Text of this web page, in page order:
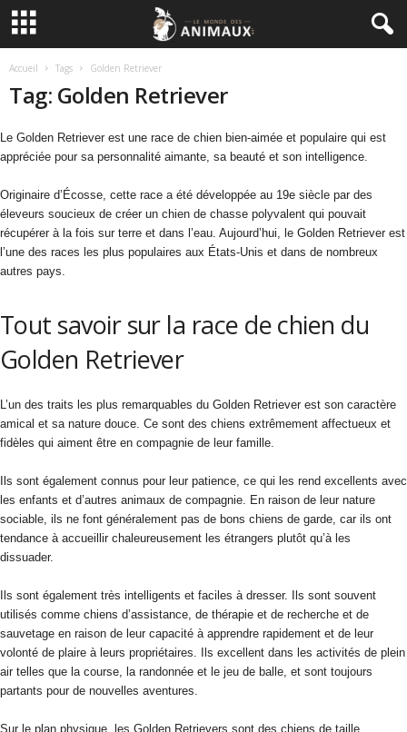
Accueil Tags Golden Retriever
Tag: Golden Retriever
Le Golden Retriever est une race de chien bien-aimée et populaire qui est
appréciée pour sa personnalité aimante, sa beauté et son intelligence.
Originaire d’Écosse, cette race a été développée au 19e siècle par des
éleveurs soucieux de créer un chien de chasse polyvalent qui pouvait
récupérer à la fois sur terre et dans l’eau. Aujourd’hui, le Golden Retriever est
l’une des races les plus populaires aux États-Unis et dans de nombreux
autres pays.
Tout savoir sur la race de chien du
Golden Retriever
L’un des traits les plus remarquables du Golden Retriever est son caractère
amical et sa nature douce. Ce sont des chiens extrêmement affectueux et
fidèles qui aiment être en compagnie de leur famille.
Ils sont également connus pour leur patience, ce qui les rend excellents avec
les enfants et d’autres animaux de compagnie. En raison de leur nature
sociable, ils ne font généralement pas de bons chiens de garde, car ils ont
tendance à accueillir chaleureusement les étrangers plutôt qu’à les
dissuader.
Ils sont également très intelligents et faciles à dresser. Ils sont souvent
utilisés comme chiens d’assistance, de thérapie et de recherche et de
sauvetage en raison de leur capacité à apprendre rapidement et de leur
volonté de plaire à leurs propriétaires. Ils excellent dans les activités de plein
air telles que la course, la randonnée et le jeu de balle, et sont toujours
partants pour de nouvelles aventures.
Sur le plan physique, les Golden Retrievers sont des chiens de taille